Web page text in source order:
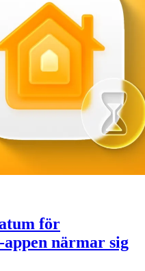
för
närmar sig